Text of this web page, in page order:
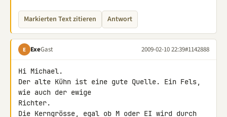
Markierten Text zitieren Antwort
E ExeGast 2009-02-10 22:39#1142888
Hi Michael.
Der alte Kühn ist eine gute Quelle. Ein Fels,
wie auch der ewige
Richter.
Die Kerngrösse, egal ob M oder EI wird durch